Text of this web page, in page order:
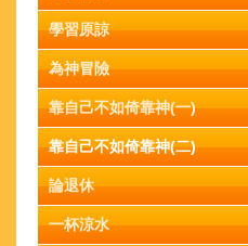
學習原諒
為神冒險
靠自己不如倚靠神(一)
靠自己不如倚靠神(二)
論退休
一杯涼水